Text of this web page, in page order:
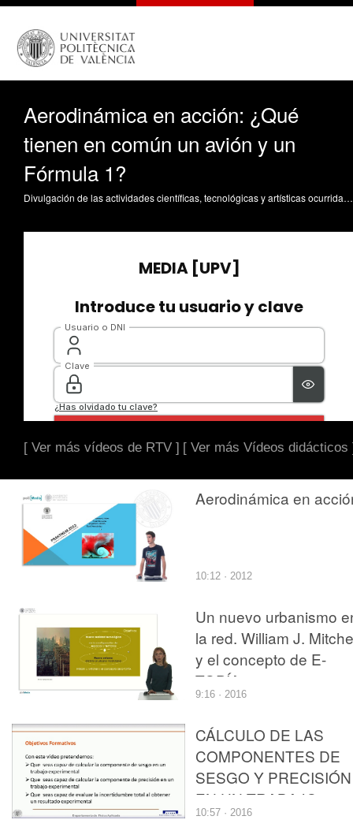
Aerodinámica en acción: ¿Qué
tienen en común un avión y un
Fórmula 1?
Divulgación de las actividades científicas, tecnológicas y artísticas ocurridas en los tres campus de la UPV
[ Ver más vídeos de RTV ] [ Ver más Vídeos didácticos
Aerodinámica en
10:12 · 2012
Un nuevo urbanismo
la red. William J.
y el concepto de E-
TOPÍA
9:16 · 2016
CÁLCULO DE LAS
COMPONENTES DE
SESGO Y PRECISIÓN
EN UN TRABAJO
EXPERIMENTAL
10:57 · 2016